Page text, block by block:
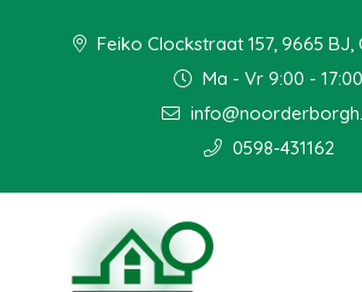
Feiko Clockstraat 157, 9665 BJ,
Ma - Vr 9:00 - 17:00
0598-431162